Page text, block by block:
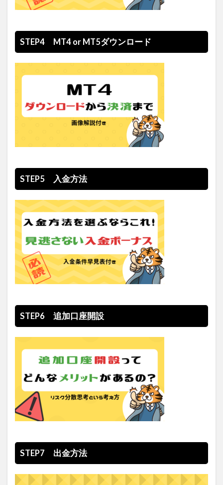
STEP4 MT4 or MT5ダウンロード
STEP5 入金方法
STEP6 追加口座開設
STEP7 出金方法